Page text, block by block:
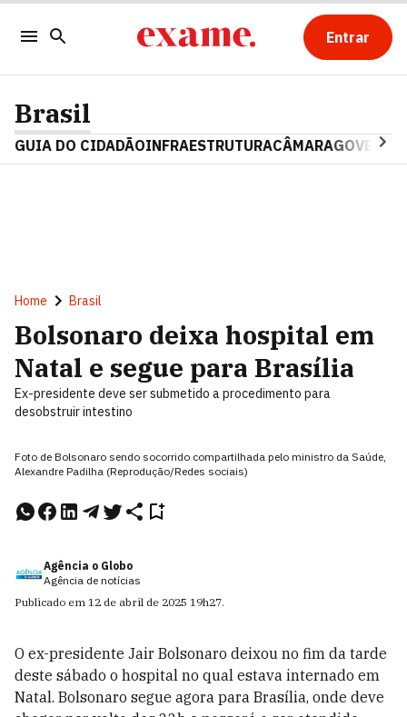
Entrar
Brasil
GUIA DO CIDADÃOINFRAESTRUTURACÂMARAGOVERNO
Home Brasil
Bolsonaro deixa hospital em
Natal e segue para Brasília
Ex-presidente deve ser submetido a procedimento para
desobstruir intestino
Foto de Bolsonaro sendo socorrido compartilhada pelo ministro da Saúde,
Alexandre Padilha (Reprodução/Redes sociais)
Agência o Globo
Agência de notícias
Publicado em 12 de abril de 2025 19h27.
O ex-presidente Jair Bolsonaro deixou no fim da tarde
deste sábado o hospital no qual estava internado em
Natal. Bolsonaro segue agora para Brasília, onde deve